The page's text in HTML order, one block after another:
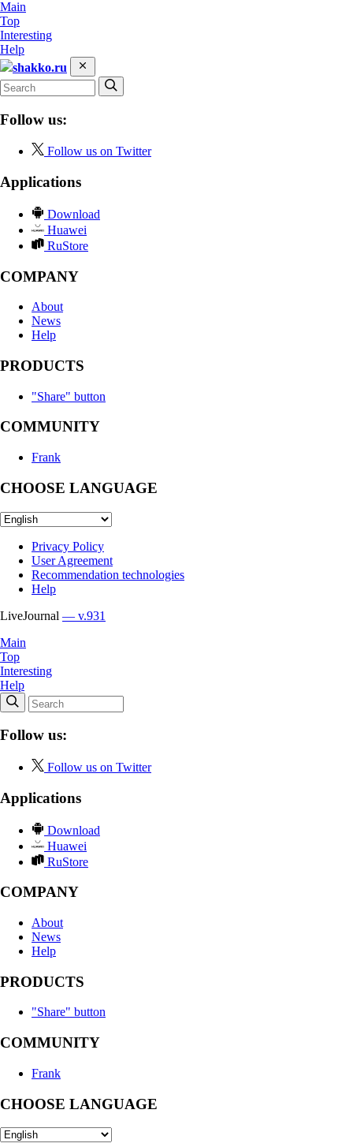
Main
Top
Interesting
Help
shakko.ru
Follow us:
Follow us on Twitter
Applications
Download
Huawei
RuStore
COMPANY
About
News
Help
PRODUCTS
"Share" button
COMMUNITY
Frank
CHOOSE LANGUAGE
Privacy Policy
User Agreement
Recommendation technologies
Help
LiveJournal — v.931
Main
Top
Interesting
Help
Follow us:
Follow us on Twitter
Applications
Download
Huawei
RuStore
COMPANY
About
News
Help
PRODUCTS
"Share" button
COMMUNITY
Frank
CHOOSE LANGUAGE